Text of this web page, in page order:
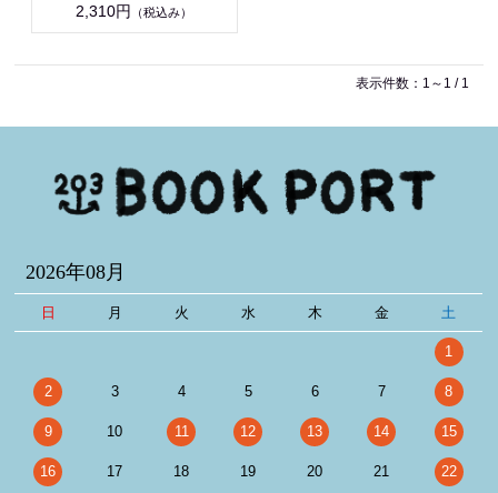
2,310円
（税込み）
表示件数：1～1 / 1
2026年08月
日 月 火 水 木 金 土
1
2 3 4 5 6 7 8
9 10 11 12 13 14 15
16 17 18 19 20 21 22